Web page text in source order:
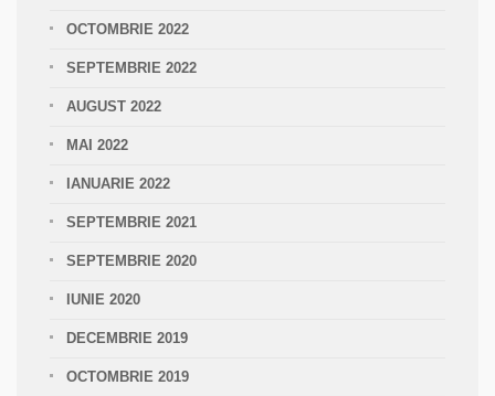
OCTOMBRIE 2022
SEPTEMBRIE 2022
AUGUST 2022
MAI 2022
IANUARIE 2022
SEPTEMBRIE 2021
SEPTEMBRIE 2020
IUNIE 2020
DECEMBRIE 2019
OCTOMBRIE 2019